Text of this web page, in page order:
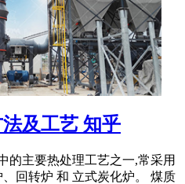
及工艺 知乎
的主要热处理工艺之一,常采用
回转炉 和 立式炭化炉。 煤质